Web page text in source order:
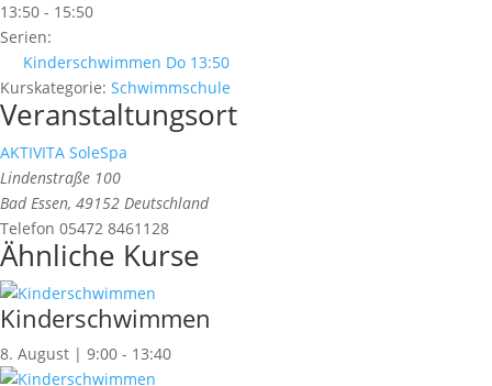
13:50 - 15:50
Serien:
Kinderschwimmen Do 13:50
Kurskategorie: Schwimmschule
Veranstaltungsort
AKTIVITA SoleSpa
Lindenstraße 100
Bad Essen, 49152 Deutschland
Telefon 05472 8461128
Ähnliche Kurse
Kinderschwimmen
8. August | 9:00 - 13:40